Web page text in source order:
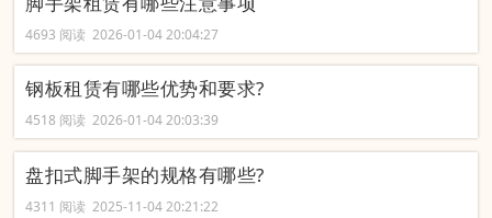
4693 阅读 2026-01-04 20:04:27
钢板租赁有哪些优势和要求?
4518 阅读 2026-01-04 20:03:39
盘扣式脚手架的规格有哪些?
4311 阅读 2025-11-04 20:21:22